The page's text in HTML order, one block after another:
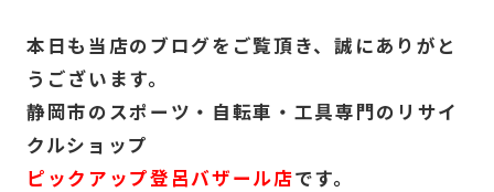
本日も当店のブログをご覧頂き、誠にありがと
うございます。
静岡市のスポーツ・自転車・工具専門のリサイ
クルショップ
ピックアップ登呂バザール店です。